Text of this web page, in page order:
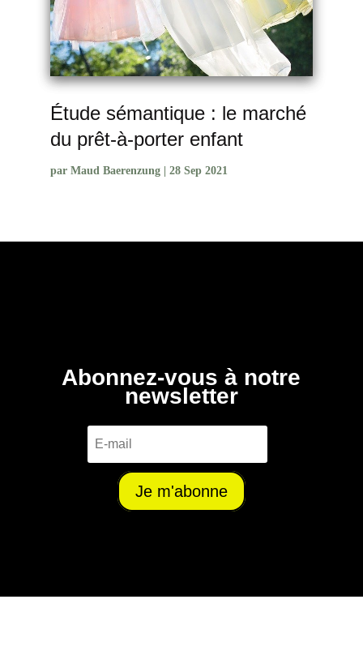
Étude sémantique : le marché
du prêt-à-porter enfant
parMaud Baerenzung |28 Sep 2021
Abonnez-vous à notre
newsletter
Je m'abonne